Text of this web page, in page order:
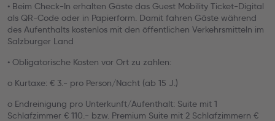
• Beim Check-In erhalten Gäste das Guest Mobility Ticket-Digital
als QR-Code oder in Papierform. Damit fahren Gäste während
des Aufenthalts kostenlos mit den öffentlichen Verkehrsmitteln im
Salzburger Land
• Obligatorische Kosten vor Ort zu zahlen:
o Kurtaxe: € 3.- pro Person/Nacht (ab 15 J.)
o Endreinigung pro Unterkunft/Aufenthalt: Suite mit 1
Schlafzimmer € 110.- bzw. Premium Suite mit 2 Schlafzimmern €